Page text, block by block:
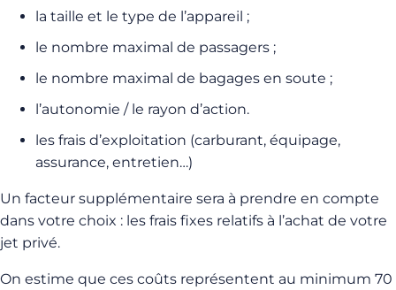
la taille et le type de l’appareil ;
le nombre maximal de passagers ;
le nombre maximal de bagages en soute ;
l’autonomie / le rayon d’action.
les frais d’exploitation (carburant, équipage,
assurance, entretien…)
Un facteur supplémentaire sera à prendre en compte
dans votre choix : les frais fixes relatifs à l’achat de votre
jet privé.
On estime que ces coûts représentent au minimum 70